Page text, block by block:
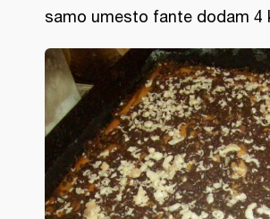
samo umesto fante dodam 4